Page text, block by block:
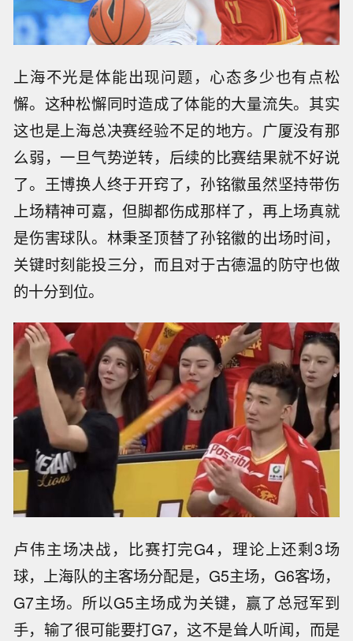
上海不光是体能出现问题，心态多少也有点松
懈。这种松懈同时造成了体能的大量流失。其实
这也是上海总决赛经验不足的地方。广厦没有那
么弱，一旦气势逆转，后续的比赛结果就不好说
了。王博换人终于开窍了，孙铭徽虽然坚持带伤
上场精神可嘉，但脚都伤成那样了，再上场真就
是伤害球队。林秉圣顶替了孙铭徽的出场时间，
关键时刻能投三分，而且对于古德温的防守也做
的十分到位。
卢伟主场决战，比赛打完G4，理论上还剩3场
球，上海队的主客场分配是，G5主场，G6客场，
G7主场。所以G5主场成为关键，赢了总冠军到
手，输了很可能要打G7，这不是耸人听闻，而是